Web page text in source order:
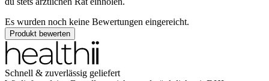
Es wurden noch keine Bewertungen eingereicht.
Produkt bewerten
Schnell & zuverlässig geliefert